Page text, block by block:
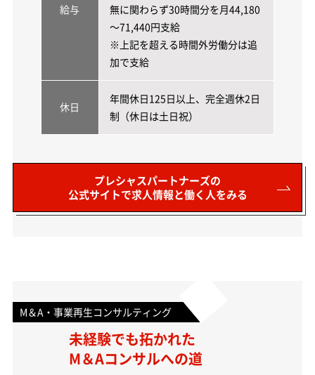
給与
無に関わらず30時間分を月44,180
～71,440円支給
※上記を超える時間外労働分は追
加で支給
休日
年間休日125日以上、完全週休2日
制（休日は土日祝）
プレシャスパートナーズの
公式サイトで求人情報と働く人をみる
M＆A・事業再生コンサルティング
未経験でも拓かれた
M＆Aコンサルへの道